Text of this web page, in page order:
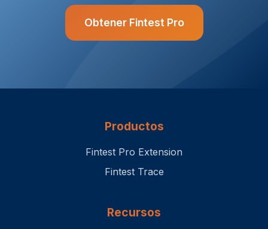
Obtener Fintest Pro
Productos
Fintest Pro Extension
Fintest Trace
Recursos